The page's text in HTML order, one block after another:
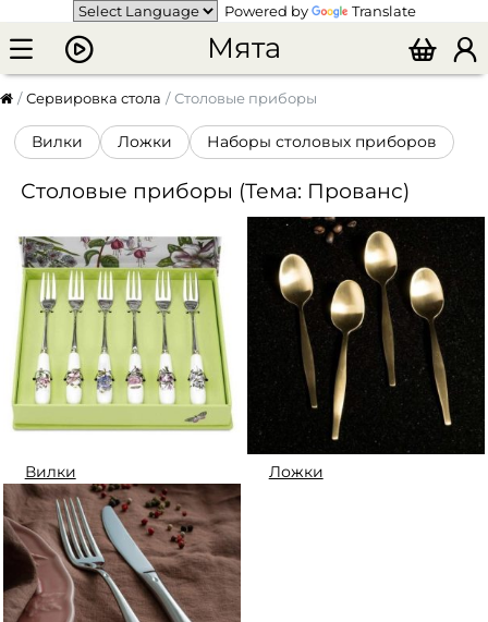
Powered by Translate
Мята
Сервировка стола Столовые приборы
Вилки Ложки Наборы столовых приборов
Столовые приборы (Тема: Прованс)
Вилки Ложки